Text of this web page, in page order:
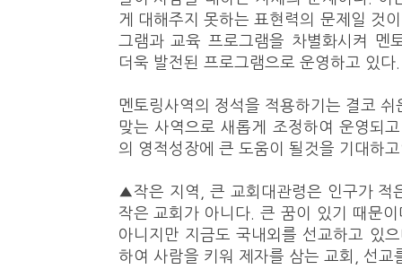
게 대해주지 못하는 표현력의 문제일 것
그램과 교육 프로그램을 차별화시켜
더욱 발전된 프로그램으로 운영하고 있다.
멘토링사역의 정석을 적용하기는 결코
맞는 사역으로 새롭게 조정하여 운영되
의 영적성장에 큰 도움이 될것을 기대하
▲작은 지역, 큰 교회대관령은 인구가 적
작은 교회가 아니다. 큰 꿈이 있기 때문
아니지만 지금도 국내외를 선교하고 있
하여 사람을 키워 제자를 삼는 교회, 선교